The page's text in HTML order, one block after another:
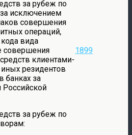
за рубеж по
исключением
совершения
операций,
вида
совершения
клиентами-
резидентов
банках за
Российской
1899
за рубеж по